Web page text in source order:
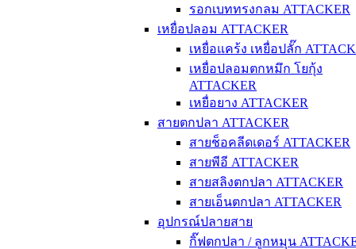
รอกเบททรงกลม ATTACKER
เหยื่อปลอม ATTACKER
เหยื่อแคร้ง เหยื่อปลั๊ก
เหยื่อปลอมตกหมึก โยกุ้ง
ATTACKER
เหยื่อยาง ATTACKER
สายตกปลา ATTACKER
สายช็อคลีดเดอร์ ATTACKER
สายพีอี ATTACKER
สายสลิงตกปลา ATTACKER
สายเอ็นตกปลา ATTACKER
อุปกรณ์ปลายสาย
กิ๊ฟตกปลา / ลูกหมุน